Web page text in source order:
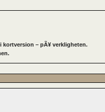
– pÃ¥ verkligheten.